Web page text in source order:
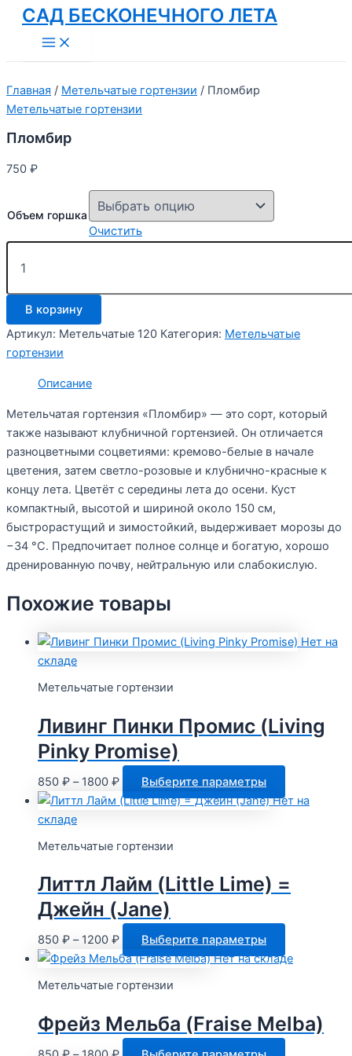
Перейти
САД БЕСКОНЕЧНОГО ЛЕТА
Main
Menu
Главная / Метельчатые гортензии / Пломбир
Метельчатые гортензии
Пломбир
750 ₽
Объем горшка
Очистить
Количество
товара
В корзину
Артикул: Метельчатые 120 Категория: Метельчатые
гортензии
Описание
Метельчатая гортензия «Пломбир» — это сорт, который
также называют клубничной гортензией. Он отличается
разноцветными соцветиями: кремово-белые в начале
цветения, затем светло-розовые и клубнично-красные к
концу лета. Цветёт с середины лета до осени. Куст
компактный, высотой и шириной около 150 см,
быстрорастущий и зимостойкий, выдерживает морозы до
−34 °C. Предпочитает полное солнце и богатую, хорошо
дренированную почву, нейтральную или слабокислую.
Похожие товары
Нет на
складе
Метельчатые гортензии
Ливинг Пинки Промис (Living
Pinky Promise)
850 ₽ – 1800 ₽Диапазон
цен:
1800 ₽
Выберите параметры
товар
можно
странице
товара.
Нет на
складе
Метельчатые гортензии
Литтл Лайм (Little Lime) =
Джейн (Jane)
850 ₽ – 1200 ₽Диапазон
цен:
1200 ₽
Выберите параметры
товар
вариаций.
Опции
Нет на складе
Метельчатые гортензии
Фрейз Мельба (Fraise Melba)